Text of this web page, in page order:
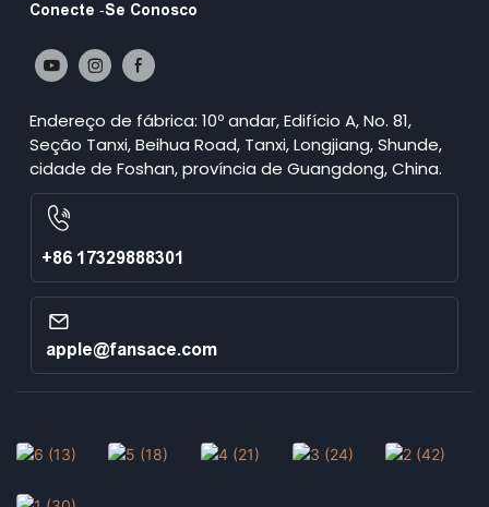
Conecte -se Conosco
Endereço de fábrica: 10º andar, Edifício A, No. 81,
Seção Tanxi, Beihua Road, Tanxi, Longjiang, Shunde,
cidade de Foshan, província de Guangdong, China.
+86 17329888301
apple@fansace.com